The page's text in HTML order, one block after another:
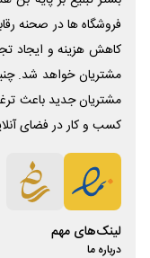
فروشگاه ها در صحنه
کاهش هزینه و ایجاد
مشتریان خواهد شد.
مشتریان جدید باعث
کسب و کار در فضای
لینک‌های مهم
درباره ما